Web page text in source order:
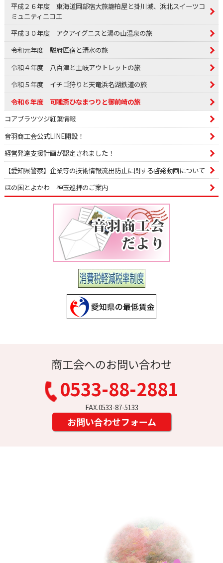
平成２６年度 東海道岡部宿大旅籠柏屋と掛川城、浜北スイーツコ
ミュニティニコエ
平成３０年度 アクアイグニスと湯の山温泉の旅
令和元年度 駿府匠宿と清水の旅
令和４年度 八百津と土岐アウトレットの旅
令和５年度 イチゴ狩りと天竜浜名湖鉄道の旅
令和６年度 可睡斎ひなまつりと御前崎の旅
コアブラツツジ紅葉情報
音羽商工会公式LINE開設！
経営発達支援計画が認定されました！
【愛知県警察】企業等の技術情報流出防止に関する啓発動画について
ほの国とよかわ 神玉巡拝のご案内
商工会へのお問い合わせ
0533-88-2881
FAX.0533-87-5133
お問い合わせフォーム